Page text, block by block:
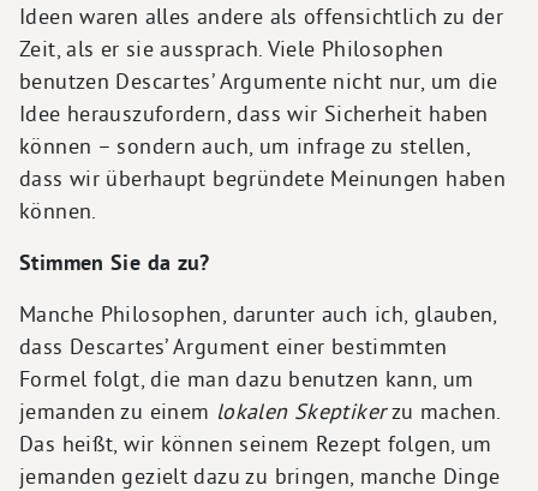
Ideen waren alles andere als offensichtlich zu der
Zeit, als er sie aussprach. Viele Philosophen
benutzen Descartes’ Argumente nicht nur, um die
Idee herauszufordern, dass wir Sicherheit haben
können – sondern auch, um infrage zu stellen,
dass wir überhaupt begründete Meinungen haben
können.
Stimmen Sie da zu?
Manche Philosophen, darunter auch ich, glauben,
dass Descartes’ Argument einer bestimmten
Formel folgt, die man dazu benutzen kann, um
jemanden zu einem lokalen Skeptikerzu machen.
Das heißt, wir können seinem Rezept folgen, um
jemanden gezielt dazu zu bringen, manche Dinge